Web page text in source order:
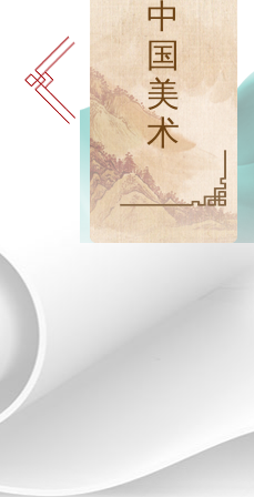
中
国
美
术